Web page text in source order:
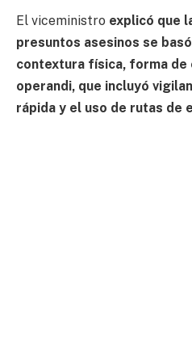
El viceministro explicó que
presuntos asesinos se
contextura física, forma de
operandi, que incluyó
rápida y el uso de rutas de